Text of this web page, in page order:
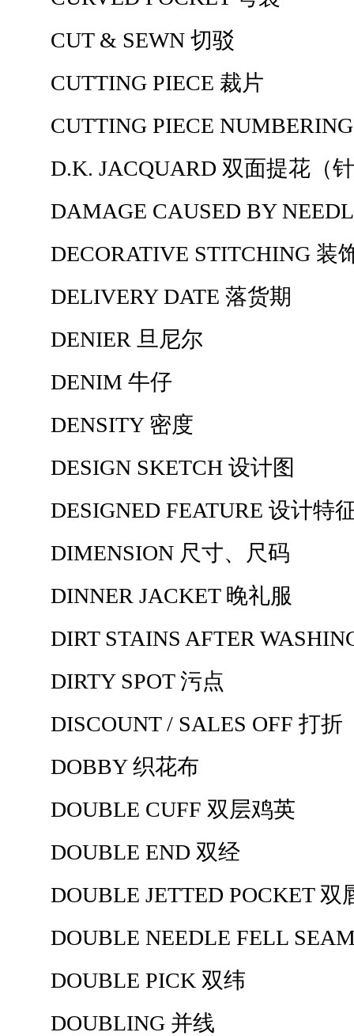
CUT & SEWN 切驳
CUTTING PIECE 裁片
CUTTING PIECE
D.K. JACQUARD 双面提花（
DAMAGE CAUSED BY
DECORATIVE STITCHING 装
DELIVERY DATE 落货期
DENIER 旦尼尔
DENIM 牛仔
DENSITY 密度
DESIGN SKETCH 设计图
DESIGNED FEATURE 设计特
DIMENSION 尺寸、尺码
DINNER JACKET 晚礼服
DIRT STAINS AFTER
DIRTY SPOT 污点
DISCOUNT / SALES OFF 打折
DOBBY 织花布
DOUBLE CUFF 双层鸡英
DOUBLE END 双经
DOUBLE JETTED POCKET 双
DOUBLE NEEDLE FELL
DOUBLE PICK 双纬
DOUBLING 并线